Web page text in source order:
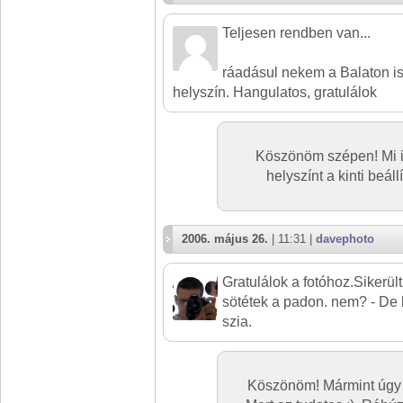
Teljesen rendben van...
ráadásul nekem a Balaton
helyszín. Hangulatos, gratulálok
Köszönöm szépen! Mi
helyszínt a kinti
2006. május 26. | 11:31 | davephoto
Gratulálok a
sötétek a padon. nem? - De
szia.
Köszönöm! Mármint